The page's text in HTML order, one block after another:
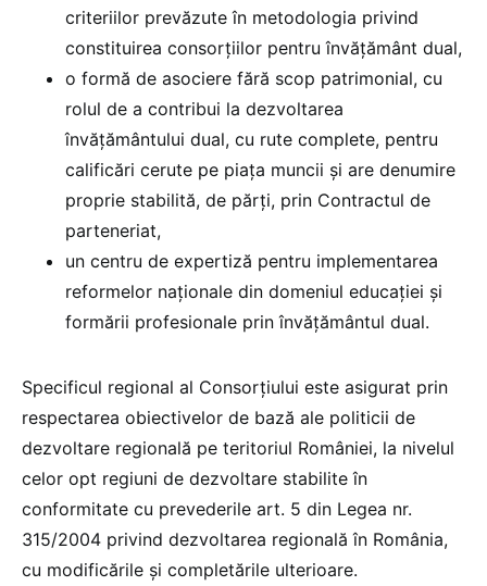
criteriilor prevăzute în metodologia privind
constituirea consorțiilor pentru învățământ dual,
o formă de asociere fără scop patrimonial, cu
rolul de a contribui la dezvoltarea
învățământului dual, cu rute complete, pentru
calificări cerute pe piața muncii și are denumire
proprie stabilită, de părți, prin Contractul de
parteneriat,
un centru de expertiză pentru implementarea
reformelor naționale din domeniul educației și
formării profesionale prin învățământul dual.
Specificul regional al Consorțiului este asigurat prin
respectarea obiectivelor de bază ale politicii de
dezvoltare regională pe teritoriul României, la nivelul
celor opt regiuni de dezvoltare stabilite în
conformitate cu prevederile art. 5 din Legea nr.
315/2004 privind dezvoltarea regională în România,
cu modificările și completările ulterioare.